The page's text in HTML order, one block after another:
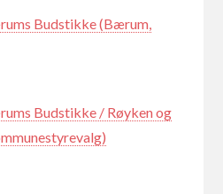
Budstikke (Bærum,
Budstikke / Røyken og